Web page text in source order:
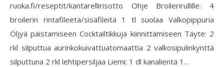
ruoka.fi/reseptit/kantarellirisotto Ohje Broilerirullille: 4
broilerin rintafileetä/sisäfileitä 1 tl suolaa Valkopippuria
Öljyä paistamiseen Cocktailtikkuja kiinnittämiseen Täyte: 2
rkl silputtua aurinkokuivattuatomaattia 2 valkosipulinkynttä
silputtuna 2 rkl lehtipersiljaa Liemi: 1 dl kanalientä 1…